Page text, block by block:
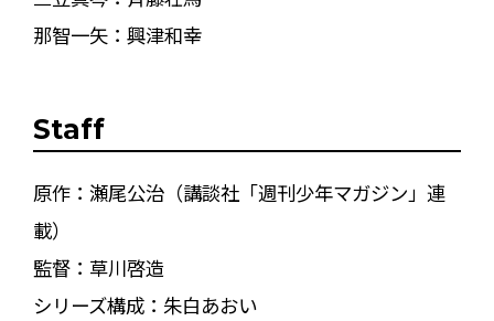
那智一矢：興津和幸
Staff
原作：瀬尾公治（講談社「週刊少年マガジン」連
載）
監督：草川啓造
シリーズ構成：朱白あおい